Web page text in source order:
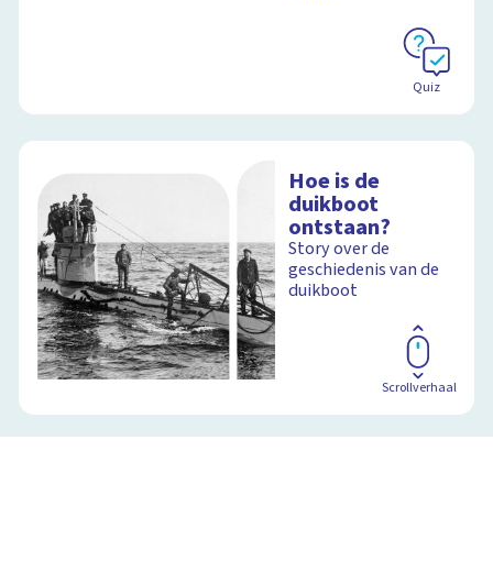
Quiz
Hoe is de
duikboot
ontstaan?
Story over de
geschiedenis van de
duikboot
Scrollverhaal